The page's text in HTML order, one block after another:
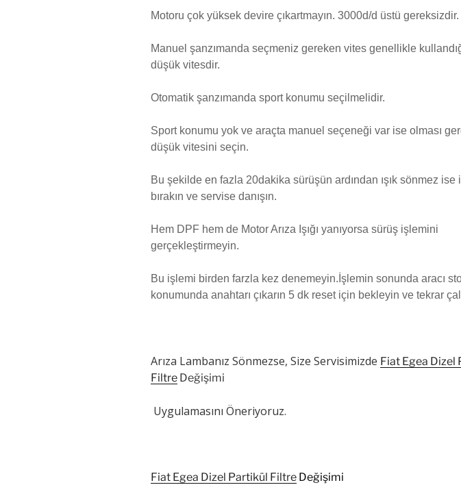
Motoru çok yüksek devire çıkartmayın. 3000d/d üstü gereksizdir.
Manuel şanzımanda seçmeniz gereken vites genellikle
düşük vitesdir.
Otomatik şanzımanda sport konumu seçilmelidir.
Sport konumu yok ve araçta manuel seçeneği var ise olması
düşük vitesini seçin.
Bu şekilde en fazla 20dakika sürüşün ardından ışık sönmez ise
bırakın ve servise danışın.
Hem DPF hem de Motor Arıza Işığı yanıyorsa sürüş işlemini
gerçekleştirmeyin.
Bu işlemi birden farzla kez denemeyin.İşlemin sonunda aracı
konumunda anahtarı çıkarın 5 dk reset için bekleyin ve tekrar
Arıza Lambanız Sönmezse, Size Servisimizde Fiat Egea Dizel
Filtre Değişimi
Uygulamasını Öneriyoruz.
Fiat Egea Dizel Partikül Filtre Değişimi